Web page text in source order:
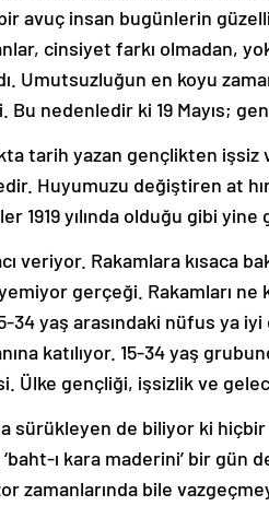
avuç insan bugünlerin
cinsiyet farkı olmadan,
Umutsuzluğun en koyu
nedenledir ki 19 Mayıs;
tarih yazan gençlikten
Huyumuzu değiştiren at
1919 yılında olduğu gibi yine
veriyor. Rakamlara kısaca
gerçeği. Rakamları
34 yaş arasındaki nüfus ya iyi
katılıyor. 15-34 yaş
Ülke gençliği, işsizlik ve
sürükleyen de biliyor ki
ı kara maderini’ bir
zamanlarında bile